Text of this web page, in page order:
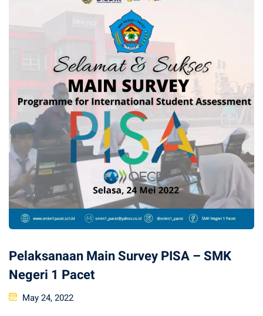
Pelaksanaan Main Survey PISA – SMK
Negeri 1 Pacet
Posted
May 24, 2022